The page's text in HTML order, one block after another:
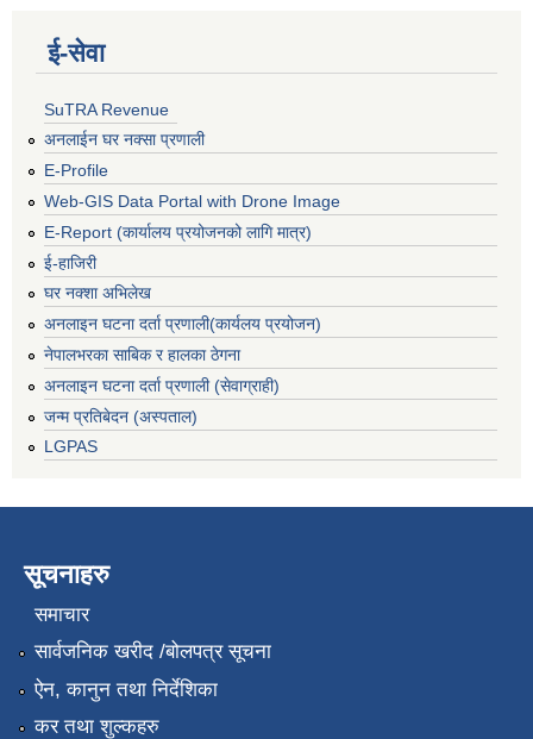
ई‍-सेवा
SuTRA Revenue
अनलाईन घर नक्सा प्रणाली
E-Profile
Web-GIS Data Portal with Drone Image
E-Report (कार्यालय प्रयोजनको लागि मात्र)
ई-हाजिरी
घर नक्शा अभिलेख
अनलाइन घटना दर्ता प्रणाली(कार्यलय प्रयोजन)
नेपालभरका साबिक र हालका ठेगना
अनलाइन घटना दर्ता प्रणाली (सेवाग्राही)
जन्म प्रतिबेदन (अस्पताल)
LGPAS
सूचनाहरु
समाचार
सार्वजनिक खरीद /बोलपत्र सूचना
ऐन, कानुन तथा निर्देशिका
कर तथा शुल्कहरु